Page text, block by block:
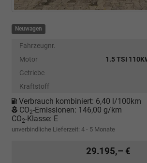
Neuwagen
Fahrzeugnr.
Motor
1.5 TSI
Getriebe
Kraftstoff
Verbrauch kombiniert: 6,40 l/100km
CO2-Emissionen: 146,00 g/km
CO2-Klasse: E
unverbindliche Lieferzeit: 4 - 5 Monate
29.195,– €